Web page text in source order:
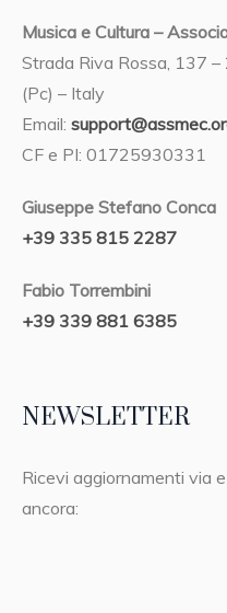
Musica e Cultura –
Strada Riva Rossa, 137
(Pc) – Italy
Email:
CF e PI: 01725930331
Giuseppe Stefano Conca
+39 335 815 2287
Fabio Torrembini
+39 339 881 6385
NEWSLETTER
Ricevi aggiornamenti via
ancora: